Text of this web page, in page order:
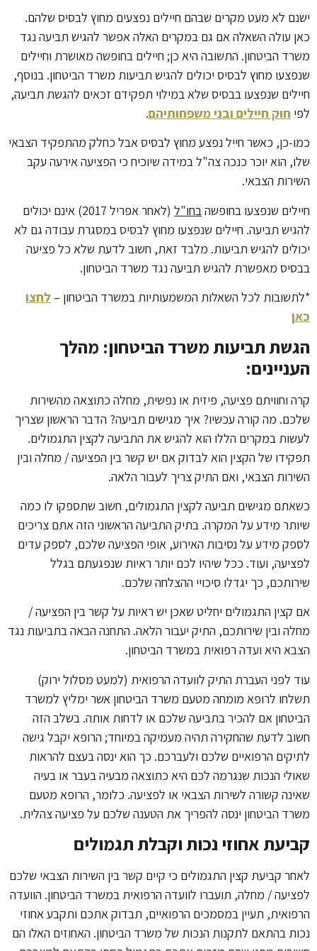
ישנם לא מעט מקרים שבהם חיילים נפצעים מחוץ לבסיס שלהם.
כאן עולה השאלה אם גם במקרים האלה אפשר להגיש תביעה נגד
משרד הביטחון. התשובה היא כן; חיילים בחופשה מאושרת וחיילים
שנפצעו מחוץ לבסיס יכולים להגיש תביעות משרד הביטחון. בנוסף,
חיילים שנפצעו בבסיס שלא במילוי תפקידם זכאים להגשת תביעה,
לפי חוק חיילים ובני משפחותיהם.
כמו-כן, כאשר חייל נפצע מחוץ לבסיס אבל כחלק מהתפקיד הצבאי
שלו, הוא יוכר כנכה צה"ל במידה שיוכיח כי הפציעה אירעה עקב
השירות הצבאי.
חיילים שנפצעו בחופשהבחו"ל
(לאחר אפריל 2017) אינם יכולים
להגיש תביעה. חיילים שנפצעו מחוץ לבסיס במסגרת עבודה גם לא
יכולים להגיש תביעות. מלבד זאת, חשוב לדעת שלא כל פציעה
בבסיס מאפשרת להגיש תביעה נגד משרד הביטחון.
*לתשובות לכל השאלות המשמעותיות במשרד הביטחון – לחצו
כאן
הגשת תביעות משרד הביטחון: מהלך
העניינים:
קרה וחוויתם פציעה, פיזית או נפשית, מחלה כתוצאה מהשירות
שלכם. מה קורה עכשיו? איך מגישים תביעה? הדבר הראשון שצריך
לעשות במקרים הללו הוא להגיש את התביעה לקצין התגמולים.
תפקידו של הקצין הוא לבדוק אם יש קשר בין הפציעה / מחלה ובין
השירות הצבאי, ואם התיק צריך לעבור הלאה.
כשאתם מגישים תביעה לקצין התגמולים, חשוב שתספקו לו כמה
שיותר מידע על המקרה. בתיק התביעה הראשוני הזה אתם צריכים
לספק מידע על נסיבות האירוע, אופי הפציעה שלכם, לספק עדים
לפציעה, ועוד. ככל שיהיו לכם יותר ראיות שנפגעתם בגלל
שירותכם, כך יגדלו סיכויי ההצלחה שלכם.
אם קצין התגמולים יחליט שאכן יש ראיות על קשר בין הפציעה /
מחלה ובין שירותכם, התיק יעבור הלאה. התחנה הבאה בתביעות נגד
הצבא היא ועדה רפואית במשרד הביטחון.
עוד לפני העברת התיק לוועדה הרפואית (למעט מסלול ירוק)
תשלחו לרופא מומחה מטעם משרד הביטחון אשר ימליץ למשרד
הביטחון אם להכיר בתביעה שלכם או לדחות אותה. בשלב הזה
חשוב לדעת שהחקירה תהיה מעמיקה במיוחד; הרופא יקבל גישה
לתיקים הרפואיים שלכם ולעברכם. כך הוא ינסה בעצם להראות
שאולי הנכות שנגרמה לכם היא כתוצאה מבעיה בעבר או בעיה
שאינה קשורה לשירות הצבאי או לפציעה. כלומר, הרופא מטעם
משרד הביטחון ינסה להפריך את הטענה שלכם על פציעה צהלית.
קביעת אחוזי נכות וקבלת תגמולים
לאחר קביעת קצין התגמולים כי קיים קשר בין השירות הצבאי שלכם
לפציעה / מחלה, תועברו לוועדה הרפואית במשרד הביטחון. הוועדה
הרפואית, תעיין במסמכים הרפואיים, תבדוק אתכם ותקבע אחוזי
נכות בהתאם לתקנות הנכות של משרד הביטחון. האחוזים האלו הם